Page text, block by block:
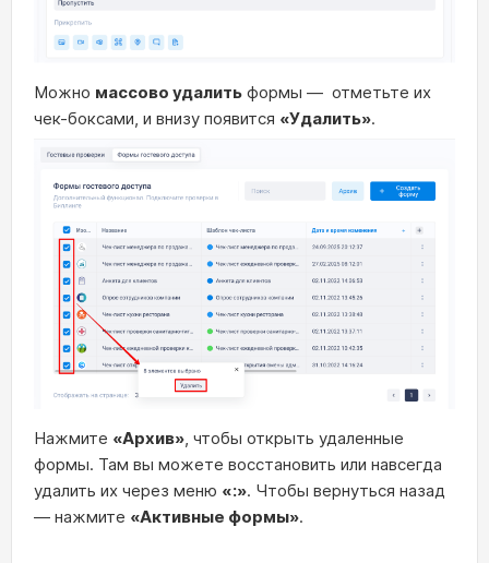
Можно массово удалить формы — отметьте их
чек-боксами, и внизу появится «Удалить».
Нажмите «Архив», чтобы открыть удаленные
формы. Там вы можете восстановить или навсегда
удалить их через меню «:». Чтобы вернуться назад
— нажмите «Активные формы».